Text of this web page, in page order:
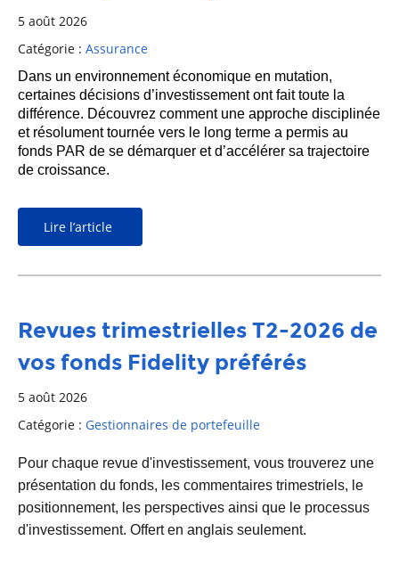
5 août 2026
Catégorie : Assurance
Dans un environnement économique en mutation,
certaines décisions d’investissement ont fait toute la
différence. Découvrez comment une approche disciplinée
et résolument tournée vers le long terme a permis au
fonds PAR de se démarquer et d’accélérer sa trajectoire
de croissance.
Lire l’article
Revues trimestrielles T2-2026 de
vos fonds Fidelity préférés
5 août 2026
Catégorie : Gestionnaires de portefeuille
Pour chaque revue d'investissement, vous trouverez une
présentation du fonds, les commentaires trimestriels, le
positionnement, les perspectives ainsi que le processus
d'investissement. Offert en anglais seulement.